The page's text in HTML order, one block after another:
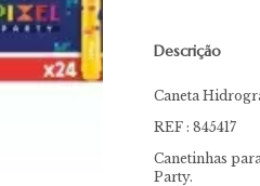
Descrição
Caneta
REF : 845417
Canetinhas
Party.